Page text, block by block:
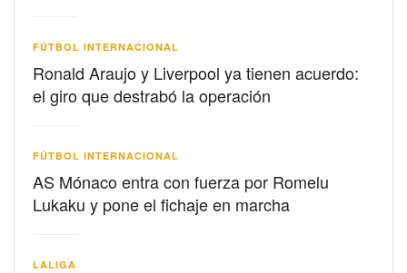
FÚTBOL INTERNACIONAL
Ronald Araujo y Liverpool ya tienen acuerdo:
el giro que destrabó la operación
FÚTBOL INTERNACIONAL
AS Mónaco entra con fuerza por Romelu
Lukaku y pone el fichaje en marcha
LALIGA